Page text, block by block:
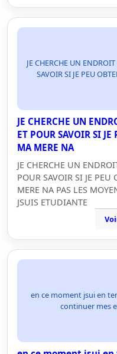
JE CHERCHE UN
SAVOIR SI JE PEU
JE CHERCHE UN
ET POUR SAVOIR SI
MA MERE NA
JE CHERCHE UN
POUR SAVOIR SI JE
MERE NA PAS LES
JSUIS ETUDIANTE
en ce moment jsui en
continuer mes